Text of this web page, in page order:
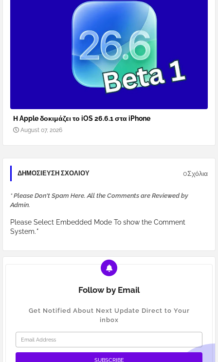
Η Apple δοκιμάζει το iOS 26.6.1 στα iPhone
August 07, 2026
ΔΗΜΟΣΊΕΥΣΗ ΣΧΟΛΊΟΥ 0Σχόλια
* Please Don't Spam Here. All the Comments are Reviewed by
Admin.
Please Select Embedded Mode To show the Comment
System.*
Follow by Email
Get Notified About Next Update Direct to Your
inbox